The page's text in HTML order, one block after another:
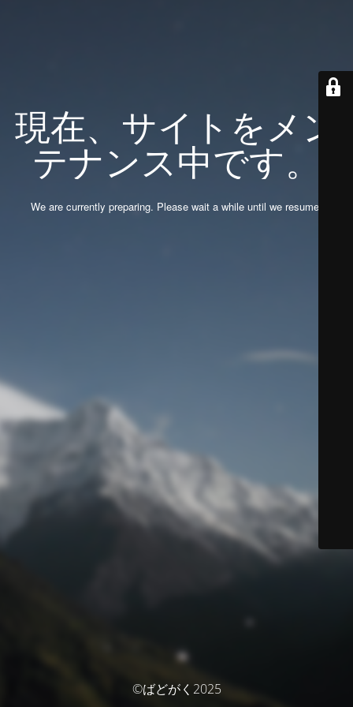
現在、サイトをメン
テナンス中です。
We are currently preparing. Please wait a while until we resume.
©ばどがく2025